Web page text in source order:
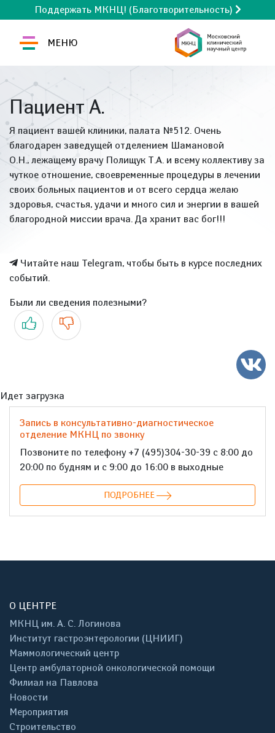
Поддержать МКНЦ! (Благотворительность)
МЕНЮ
Пациент А.
Я пациент вашей клиники, палата №512. Очень
благодарен заведущей отделением Шамановой
О.Н., лежащему врачу Полищук Т.А. и всему коллективу за
чуткое отношение, своевременные процедуры в лечении
своих больных пациентов и от всего сердца желаю
здоровья, счастья, удачи и много сил и энергии в вашей
благородной миссии врача. Да хранит вас бог!!!
Читайте наш Telegram, чтобы быть в курсе последних
событий.
Были ли сведения полезными?
Да Нет
Идет загрузка
Запись в консультативно-диагностическое
отделение МКНЦ по звонку
Позвоните по телефону +7 (495)304-30-39 с 8:00 до
20:00 по будням и с 9:00 до 16:00 в выходные
ПОДРОБНЕЕ
О ЦЕНТРЕ
МКНЦ им. А. С. Логинова
Институт гастроэнтерологии (ЦНИИГ)
Маммологический центр
Центр амбулаторной онкологической помощи
Филиал на Павлова
Новости
Мероприятия
Строительство